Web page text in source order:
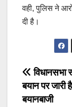
वही, पुलिस ने
दी है।
Post
विधानसभा
बयान पर जारी
बयानबाजी